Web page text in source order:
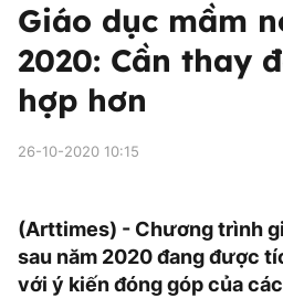
Giáo dục mầm
2020: Cần thay
hợp hơn
26-10-2020 10:15
(Arttimes) - Chương trình
sau năm 2020 đang được
với ý kiến đóng góp của